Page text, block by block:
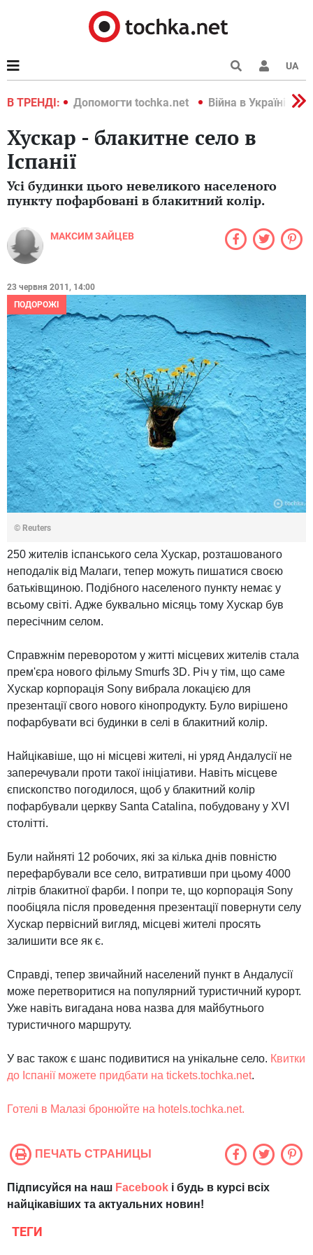
UA
В ТРЕНДІ:
2022 Допомогти tochka.net Війна в Україні 2022
Хускар - блакитне село в
Іспанії
Усі будинки цього невеликого населеного
пункту пофарбовані в блакитний колір.
МАКСИМ ЗАЙЦЕВ
23 червня 2011, 14:00
ПОДОРОЖІ
© Reuters
250 жителів іспанського села Хускар, розташованого
неподалік від Малаги, тепер можуть пишатися своєю
батьківщиною. Подібного населеного пункту немає у
всьому світі. Адже буквально місяць тому Хускар був
пересічним селом.
Справжнім переворотом у житті місцевих жителів стала
прем'єра нового фільму Smurfs 3D. Річ у тім, що саме
Хускар корпорація Sony вибрала локацією для
презентації свого нового кінопродукту. Було вирішено
пофарбувати всі будинки в селі в блакитний колір.
Найцікавіше, що ні місцеві жителі, ні уряд Андалусії не
заперечували проти такої ініціативи. Навіть місцеве
єпископство погодилося, щоб у блакитний колір
пофарбували церкву Santa Catalina, побудовану у XVI
столітті.
Були найняті 12 робочих, які за кілька днів повністю
перефарбували все село, витративши при цьому 4000
літрів блакитної фарби. І попри те, що корпорація Sony
пообіцяла після проведення презентації повернути селу
Хускар первісний вигляд, місцеві жителі просять
залишити все як є.
Справді, тепер звичайний населений пункт в Андалусії
може перетворитися на популярний туристичний курорт.
Уже навіть вигадана нова назва для майбутнього
туристичного маршруту.
У вас також є шанс подивитися на унікальне село. Квитки
до Іспанії можете придбати на tickets.tochka.net.
Готелі в Малазі бронюйте на hotels.tochka.net.
ПЕЧАТЬ СТРАНИЦЫ
Підписуйся на наш Facebook і будь в курсі всіх
найцікавіших та актуальних новин!
ТЕГИ